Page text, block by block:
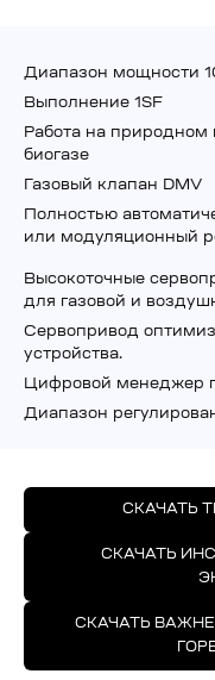
Диапазон мощности
Выполнение 1SF
Работа на
биогазе
Газовый клапан DMV
Полностью
или модуляционный
Высокоточные
для газовой и
Сервопривод
устройства.
Цифровой менеджер
Диапазон
СКАЧАТЬ
СКАЧАТЬ
СКАЧАТЬ